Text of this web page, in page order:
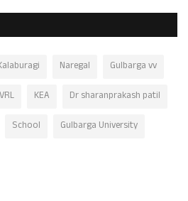
Naregal
Gulbarga vv
VRL KEA
Dr sharanprakash patil
School
Gulbarga University